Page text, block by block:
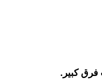
كبير.​